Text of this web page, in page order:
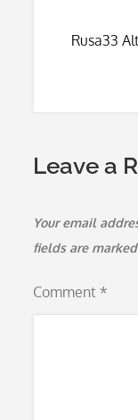
Rusa33
Leave a
Your email
fields are marked
Comment *